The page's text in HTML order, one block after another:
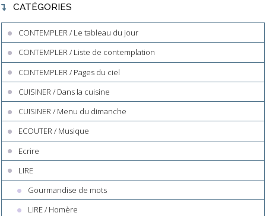
CATÉGORIES
CONTEMPLER / Le tableau du jour
CONTEMPLER / Liste de contemplation
CONTEMPLER / Pages du ciel
CUISINER / Dans la cuisine
CUISINER / Menu du dimanche
ECOUTER / Musique
Ecrire
LIRE
Gourmandise de mots
LIRE / Homère